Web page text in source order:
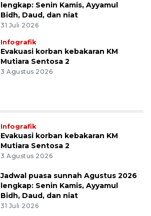
lengkap: Senin Kamis, Ayyamul
Bidh, Daud, dan niat
31 Juli 2026
Infografik
Evakuasi korban kebakaran KM
Mutiara Sentosa 2
3 Agustus 2026
Infografik
Evakuasi korban kebakaran KM
Mutiara Sentosa 2
3 Agustus 2026
Jadwal puasa sunnah Agustus 2026
lengkap: Senin Kamis, Ayyamul
Bidh, Daud, dan niat
31 Juli 2026